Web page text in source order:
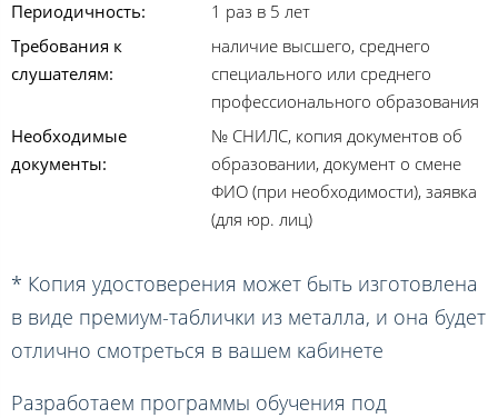
Периодичность:
1 раз в 5 лет
Требования к
слушателям:
наличие высшего, среднего
специального или среднего
профессионального образования
Необходимые
документы:
№ СНИЛС, копия документов об
образовании, документ о смене
ФИО (при необходимости), заявка
(для юр. лиц)
* Копия удостоверения может быть изготовлена
в виде премиум-таблички из металла, и она будет
отлично смотреться в вашем кабинете
Разработаем программы обучения под